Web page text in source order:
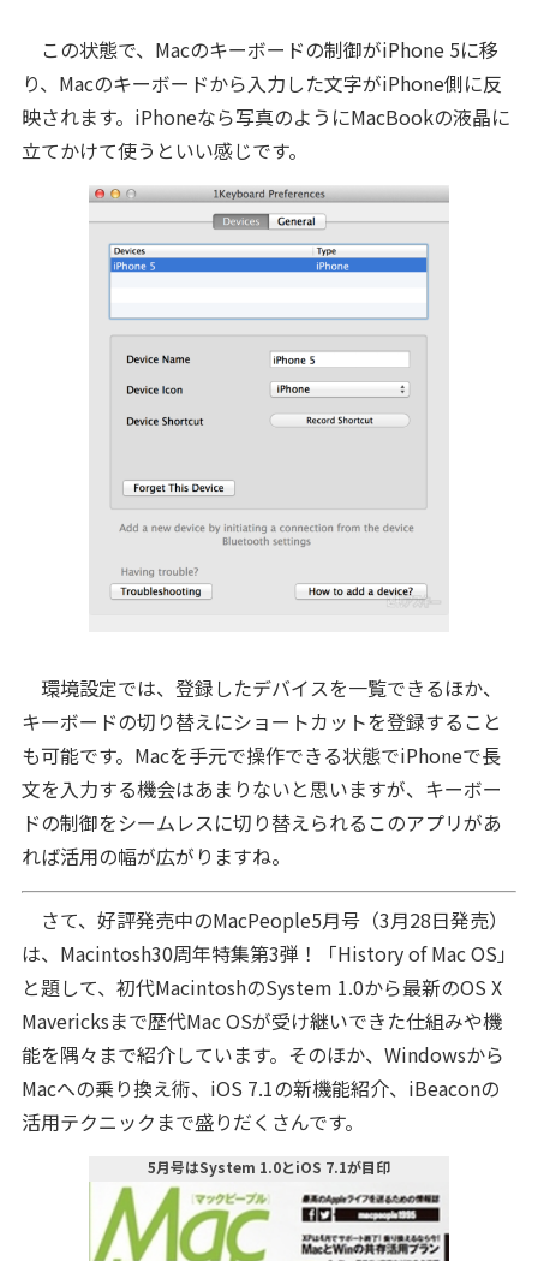
この状態で、Macのキーボードの制御がiPhone 5に移
り、Macのキーボードから入力した文字がiPhone側に反
映されます。iPhoneなら写真のようにMacBookの液晶に
立てかけて使うといい感じです。
環境設定では、登録したデバイスを一覧できるほか、
キーボードの切り替えにショートカットを登録すること
も可能です。Macを手元で操作できる状態でiPhoneで長
文を入力する機会はあまりないと思いますが、キーボー
ドの制御をシームレスに切り替えられるこのアプリがあ
れば活用の幅が広がりますね。
さて、好評発売中のMacPeople5月号（3月28日発売）
は、Macintosh30周年特集第3弾！「History of Mac OS」
と題して、初代MacintoshのSystem 1.0から最新のOS X
Mavericksまで歴代Mac OSが受け継いできた仕組みや機
能を隅々まで紹介しています。そのほか、Windowsから
Macへの乗り換え術、iOS 7.1の新機能紹介、iBeaconの
活用テクニックまで盛りだくさんです。
5月号はSystem 1.0とiOS 7.1が目印